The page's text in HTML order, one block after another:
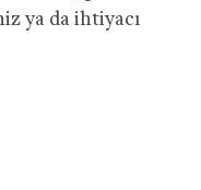
ya da ihtiyacı